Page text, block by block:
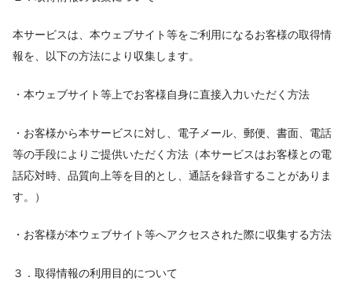
本サービスは、本ウェブサイト等をご利用になるお客様の取得情
報を、以下の方法により収集します。
・本ウェブサイト等上でお客様自身に直接入力いただく方法
・お客様から本サービスに対し、電子メール、郵便、書面、電話
等の手段によりご提供いただく方法（本サービスはお客様との電
話応対時、品質向上等を目的とし、通話を録音することがありま
す。）
・お客様が本ウェブサイト等へアクセスされた際に収集する方法
３．取得情報の利用目的について